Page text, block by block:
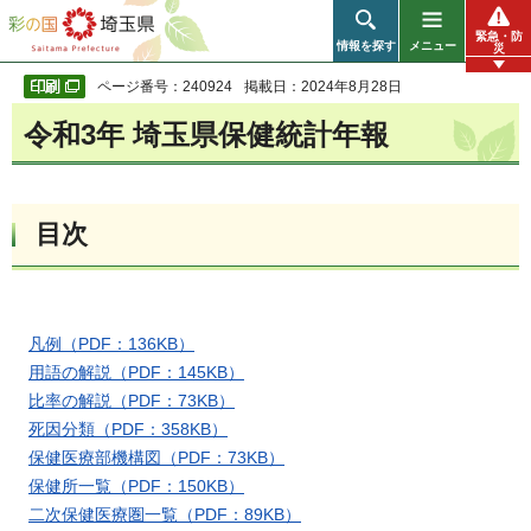
彩の国 埼玉県
情報を探す メニュー
緊急・防
災
ページ番号：240924 掲載日：2024年8月28日
令和3年 埼玉県保健統計年報
目次
凡例（PDF：136KB）
用語の解説（PDF：145KB）
比率の解説（PDF：73KB）
死因分類（PDF：358KB）
保健医療部機構図（PDF：73KB）
保健所一覧（PDF：150KB）
二次保健医療圏一覧（PDF：89KB）